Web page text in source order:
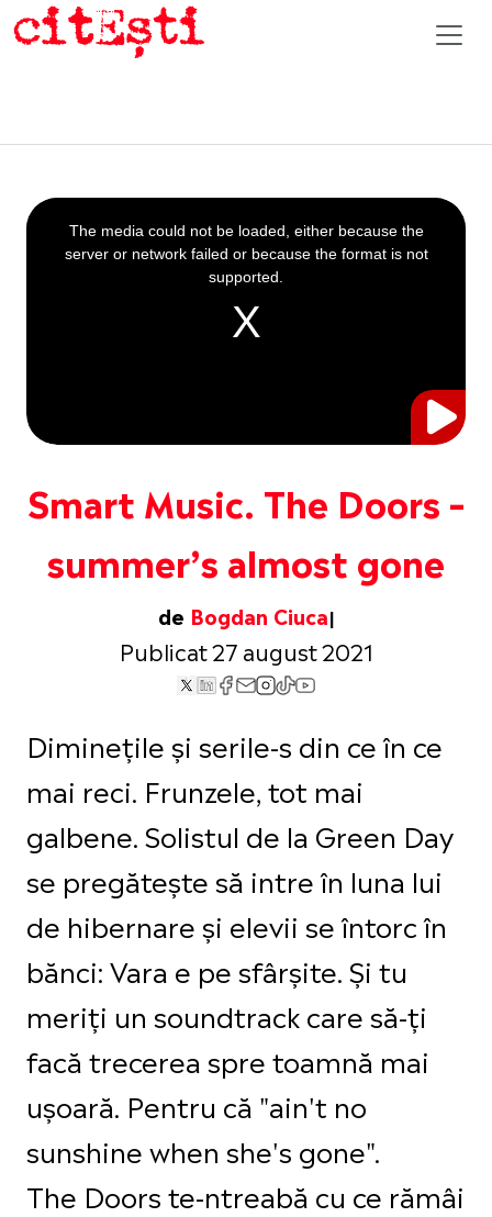
Smart Music. The Doors –
summer’s almost gone
de Bogdan Ciuca
Publicat 27 august 2021
This
is
a
The media could not be loaded, either because the
server or network failed or because the format is not
supported.
Diminețile și serile-s din ce în ce
mai reci. Frunzele, tot mai
galbene. Solistul de la Green Day
se pregătește să intre în luna lui
de hibernare și elevii se întorc în
bănci: Vara e pe sfârșite. Și tu
meriți un soundtrack care să-ți
facă trecerea spre toamnă mai
ușoară. Pentru că "ain't no
sunshine when she's gone".
The Doors te-ntreabă cu ce rămâi